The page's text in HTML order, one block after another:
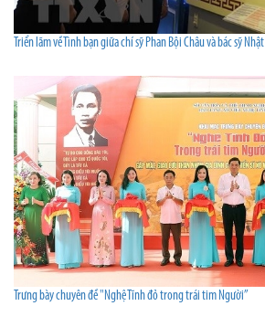
Triển lãm về Tình bạn giữa chí sỹ Phan Bội Châu và bác sỹ Nhật
Trưng bày chuyên đề "Nghệ Tĩnh đỏ trong trái tim Người”